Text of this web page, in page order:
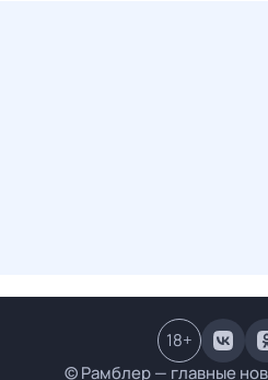
© Рамблер — главные
18+